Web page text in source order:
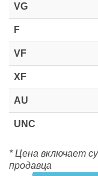
VG
F
VF
XF
AU
UNC
* Цена включает
продавца